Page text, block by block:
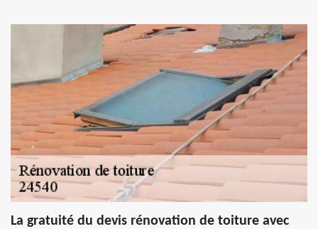
La gratuité du devis rénovation de toiture avec